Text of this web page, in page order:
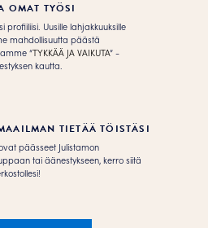
OMAT TYÖSI
profiiliisi. Uusille lahjakkuuksille
mahdollisuutta päästä
“TYKKÄÄ JA VAIKUTA” -
kautta.
TIETÄÄ TÖISTÄSI
päässeet Julistamon
tai äänestykseen, kerro siitä